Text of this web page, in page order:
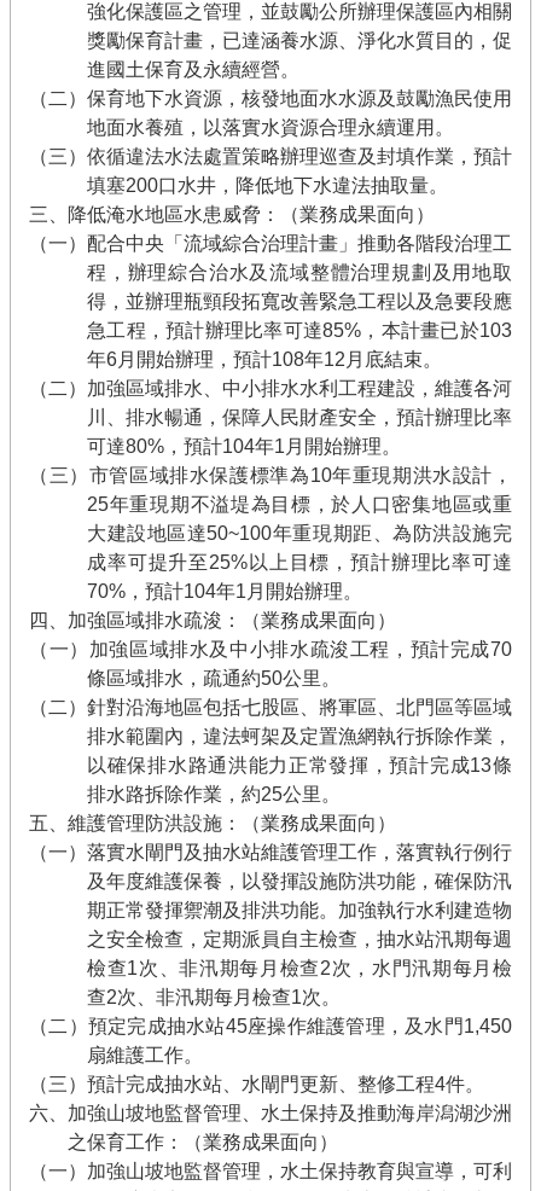
強化保護區之管理，並鼓勵公所辦理保護區內相關
獎勵保育計畫，已達涵養水源、淨化水質目的，促
進國土保育及永續經營。
（二）保育地下水資源，核發地面水水源及鼓勵漁民使用
地面水養殖，以落實水資源合理永續運用。
（三）依循違法水法處置策略辦理巡查及封填作業，預計
填塞200口水井，降低地下水違法抽取量。
三、降低淹水地區水患威脅：（業務成果面向）
（一）配合中央「流域綜合治理計畫」推動各階段治理工
程，辦理綜合治水及流域整體治理規劃及用地取
得，並辦理瓶頸段拓寬改善緊急工程以及急要段應
急工程，預計辦理比率可達85%，本計畫已於103
年6月開始辦理，預計108年12月底結束。
（二）加強區域排水、中小排水水利工程建設，維護各河
川、排水暢通，保障人民財產安全，預計辦理比率
可達80%，預計104年1月開始辦理。
（三）市管區域排水保護標準為10年重現期洪水設計，
25年重現期不溢堤為目標，於人口密集地區或重
大建設地區達50~100年重現期距、為防洪設施完
成率可提升至25%以上目標，預計辦理比率可達
70%，預計104年1月開始辦理。
四、加強區域排水疏浚：（業務成果面向）
（一）加強區域排水及中小排水疏浚工程，預計完成70
條區域排水，疏通約50公里。
（二）針對沿海地區包括七股區、將軍區、北門區等區域
排水範圍內，違法蚵架及定置漁網執行拆除作業，
以確保排水路通洪能力正常發揮，預計完成13條
排水路拆除作業，約25公里。
五、維護管理防洪設施：（業務成果面向）
（一）落實水閘門及抽水站維護管理工作，落實執行例行
及年度維護保養，以發揮設施防洪功能，確保防汛
期正常發揮禦潮及排洪功能。加強執行水利建造物
之安全檢查，定期派員自主檢查，抽水站汛期每週
檢查1次、非汛期每月檢查2次，水門汛期每月檢
查2次、非汛期每月檢查1次。
（二）預定完成抽水站45座操作維護管理，及水門1,450
扇維護工作。
（三）預計完成抽水站、水閘門更新、整修工程4件。
六、加強山坡地監督管理、水土保持及推動海岸潟湖沙洲
之保育工作：（業務成果面向）
（一）加強山坡地監督管理，水土保持教育與宣導，可利